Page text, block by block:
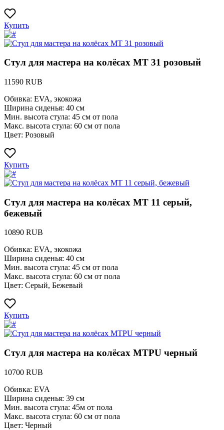
Купить
Стул для мастера на колёсах MT 31 розовый
11590 RUB
Обивка: EVA, экокожа
Ширина сиденья: 40 см
Мин. высота стула: 45 см от пола
Макс. высота стула: 60 см от пола
Цвет: Розовый
Купить
Стул для мастера на колёсах MT 11 серый,
бежевый
10890 RUB
Обивка: EVA, экокожа
Ширина сиденья: 40 см
Мин. высота стула: 45 см от пола
Макс. высота стула: 60 см от пола
Цвет: Серый, Бежевый
Купить
Стул для мастера на колёсах MTPU черный
10700 RUB
Обивка: EVA
Ширина сиденья: 39 см
Мин. высота стула: 45м от пола
Макс. высота стула: 60 см от пола
Цвет: Черный